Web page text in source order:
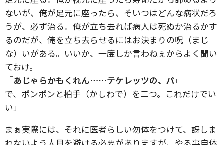
ないが、俺が足元に座ったら、そいつはどんな病状だろ
うが、必ず治る。俺が立ち去れば病人は死ぬか治るかす
るのだが、俺を立ち去らせるにはお決まりの呪（まじ
な）いがある。いいか、一度しか言わねぇからよく聞い
ておけ。
『あじゃらかもくれん……テケレッツの、パ』
で、ポンポンと柏手（かしわで）を二つ。これだけでい
い」
まぁ実際には、それに医者らしい勿体をつけて、訝しま